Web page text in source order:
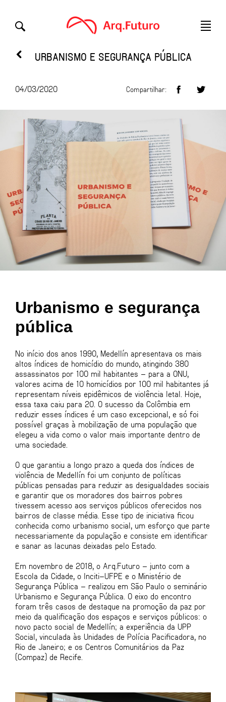
URBANISMO E SEGURANÇA PÚBLICA
04/03/2020 Compartilhar:
Urbanismo e segurança
pública
No início dos anos 1990, Medellín apresentava os mais
altos índices de homicídio do mundo, atingindo 380
assassinatos por 100 mil habitantes – para a ONU,
valores acima de 10 homicídios por 100 mil habitantes já
representam níveis epidêmicos de violência letal. Hoje,
essa taxa caiu para 20. O sucesso da Colômbia em
reduzir esses índices é um caso excepcional, e só foi
possível graças à mobilização de uma população que
elegeu a vida como o valor mais importante dentro de
uma sociedade.
O que garantiu a longo prazo a queda dos índices de
violência de Medellín foi um conjunto de políticas
públicas pensadas para reduzir as desigualdades sociais
e garantir que os moradores dos bairros pobres
tivessem acesso aos serviços públicos oferecidos nos
bairros de classe média. Esse tipo de iniciativa ficou
conhecida como urbanismo social, um esforço que parte
necessariamente da população e consiste em identificar
e sanar as lacunas deixadas pelo Estado.
Em novembro de 2018, o Arq.Futuro – junto com a
Escola da Cidade, o Inciti–UFPE e o Ministério de
Segurança Pública – realizou em São Paulo o seminário
Urbanismo e Segurança Pública. O eixo do encontro
foram três casos de destaque na promoção da paz por
meio da qualificação dos espaços e serviços públicos: o
novo pacto social de Medellín; a experiência da UPP
Social, vinculada às Unidades de Polícia Pacificadora, no
Rio de Janeiro; e os Centros Comunitários da Paz
(Compaz) de Recife.